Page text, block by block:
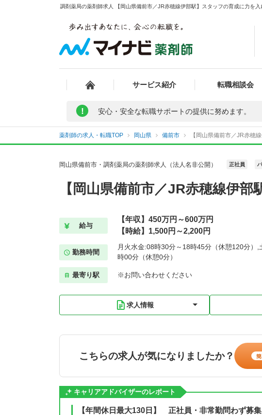
調剤薬局の薬剤師求人 【岡山県備前市／JR赤穂線伊部駅】スタッフの育成に力を
サービス紹介 転職相談会
! 安心・安全な転職サポートの提供に努めます。
薬剤師の求人・転職TOP 岡山県 備前市 【岡山県備前市／JR赤穂
岡山県備前市・調剤薬局の薬剤師求人（法人名非公開） 正社員
【岡山県備前市／JR赤穂線伊
給与
【年収】450万円～600万円
【時給】1,500円～2,200円
勤務時間
月火水金:08時30分～18時45分（休憩120分）
時00分（休憩0分）
最寄り駅 ※お問い合わせください
求人情報
こちらの求人が気になりましたか？
キャリアアドバイザーのレポート
【年間休日最大130日】 正社員・非常勤問わず募集